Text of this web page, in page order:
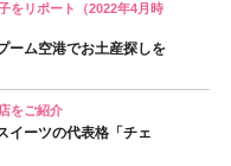
をリポート（2022年4月時
ーム空港でお土産探しを
をご紹介
イーツの代表格「チェ